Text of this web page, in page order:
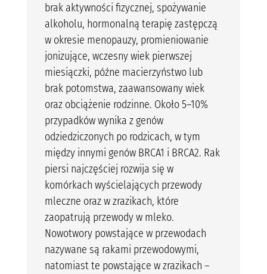
brak aktywności fizycznej, spożywanie
alkoholu, hormonalną terapię zastępczą
w okresie menopauzy, promieniowanie
jonizujące, wczesny wiek pierwszej
miesiączki, późne macierzyństwo lub
brak potomstwa, zaawansowany wiek
oraz obciążenie rodzinne. Około 5–10%
przypadków wynika z genów
odziedziczonych po rodzicach, w tym
między innymi genów BRCA1 i BRCA2. Rak
piersi najczęściej rozwija się w
komórkach wyścielających przewody
mleczne oraz w zrazikach, które
zaopatrują przewody w mleko.
Nowotwory powstające w przewodach
nazywane są rakami przewodowymi,
natomiast te powstające w zrazikach –